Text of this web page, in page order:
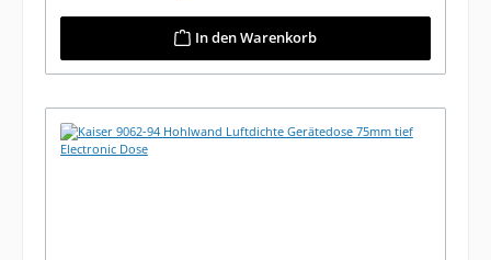
In den Warenkorb